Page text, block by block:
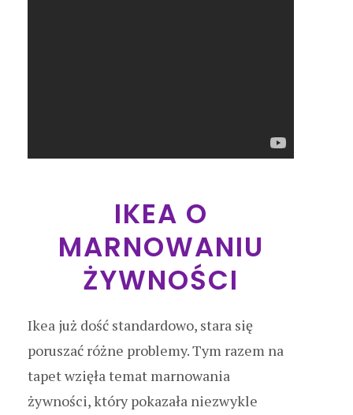
IKEA O
MARNOWANIU
ŻYWNOŚCI
Ikea już dość standardowo, stara się
poruszać różne problemy. Tym razem na
tapet wzięła temat marnowania
żywności, który pokazała niezwykle